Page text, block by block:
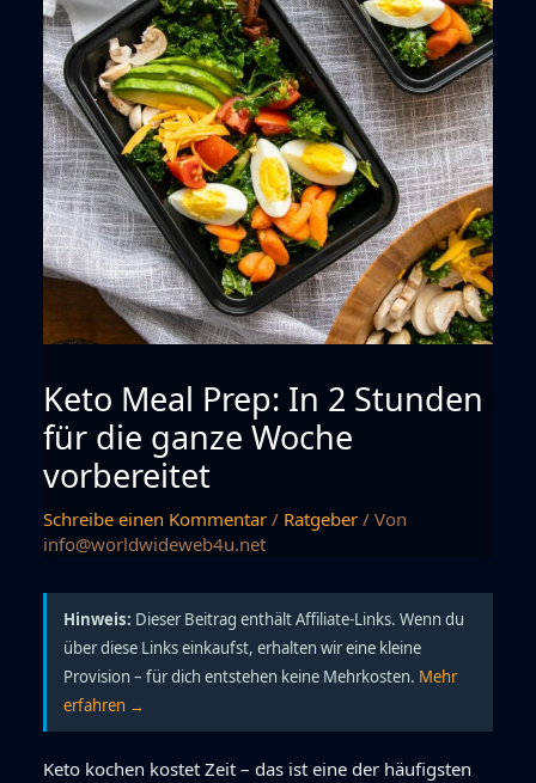
Keto Meal Prep: In 2 Stunden
für die ganze Woche
vorbereitet
Schreibe einen Kommentar / Ratgeber / Von
info@worldwideweb4u.net
Hinweis: Dieser Beitrag enthält Affiliate-Links. Wenn du
über diese Links einkaufst, erhalten wir eine kleine
Provision – für dich entstehen keine Mehrkosten. Mehr
erfahren →
Keto kochen kostet Zeit – das ist eine der häufigsten